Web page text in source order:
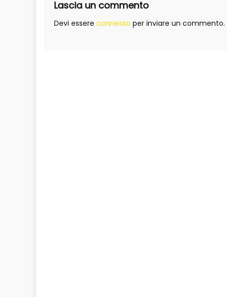
Lascia un commento
Devi essere connesso per inviare un commento.